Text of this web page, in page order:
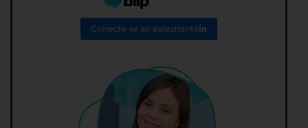
Conecte-se ao palestrante